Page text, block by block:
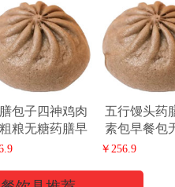
五行馒头药膳馒头
素包早餐包无蔗糖
营养包鸡肉包糖友
￥256.9
药膳馒
餐包全
包养生
￥26.9